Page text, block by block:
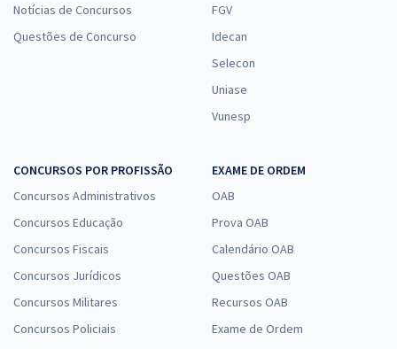
Notícias de Concursos
Questões de Concurso
FGV
Idecan
Selecon
Uniase
Vunesp
CONCURSOS POR PROFISSÃO
Concursos Administrativos
Concursos Educação
Concursos Fiscais
Concursos Jurídicos
Concursos Militares
Concursos Policiais
EXAME DE ORDEM
OAB
Prova OAB
Calendário OAB
Questões OAB
Recursos OAB
Exame de Ordem